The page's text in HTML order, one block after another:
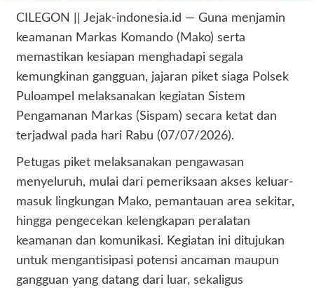
CILEGON || Jejak-indonesia.id — Guna menjamin
keamanan Markas Komando (Mako) serta
memastikan kesiapan menghadapi segala
kemungkinan gangguan, jajaran piket siaga Polsek
Puloampel melaksanakan kegiatan Sistem
Pengamanan Markas (Sispam) secara ketat dan
terjadwal pada hari Rabu (07/07/2026).
Petugas piket melaksanakan pengawasan
menyeluruh, mulai dari pemeriksaan akses keluar-
masuk lingkungan Mako, pemantauan area sekitar,
hingga pengecekan kelengkapan peralatan
keamanan dan komunikasi. Kegiatan ini ditujukan
untuk mengantisipasi potensi ancaman maupun
gangguan yang datang dari luar, sekaligus